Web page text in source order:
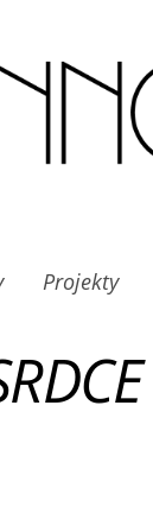
Projekty